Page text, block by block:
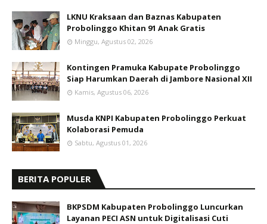
LKNU Kraksaan dan Baznas Kabupaten
Probolinggo Khitan 91 Anak Gratis
Minggu, Agustus 02, 2026
Kontingen Pramuka Kabupate Probolinggo
Siap Harumkan Daerah di Jambore Nasional XII
Kamis, Agustus 06, 2026
Musda KNPI Kabupaten Probolinggo Perkuat
Kolaborasi Pemuda
Sabtu, Agustus 01, 2026
BERITA POPULER
BKPSDM Kabupaten Probolinggo Luncurkan
Layanan PECI ASN untuk Digitalisasi Cuti